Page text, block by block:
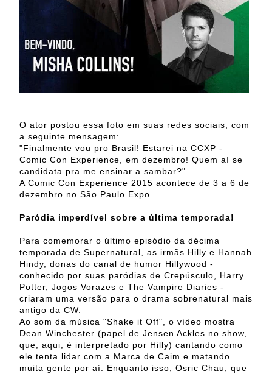
O ator postou essa foto em suas redes sociais, com
a seguinte mensagem:
"Finalmente vou pro Brasil! Estarei na CCXP -
Comic Con Experience, em dezembro! Quem aí se
candidata pra me ensinar a sambar?"
A Comic Con Experience 2015 acontece de 3 a 6 de
dezembro no São Paulo Expo.
Paródia imperdível sobre a última temporada!
Para comemorar o último episódio da décima
temporada de Supernatural, as irmãs Hilly e Hannah
Hindy, donas do canal de humor Hillywood -
conhecido por suas paródias de Crepúsculo, Harry
Potter, Jogos Vorazes e The Vampire Diaries -
criaram uma versão para o drama sobrenatural mais
antigo da CW.
Ao som da música "Shake it Off", o vídeo mostra
Dean Winchester (papel de Jensen Ackles no show,
que, aqui, é interpretado por Hilly) cantando como
ele tenta lidar com a Marca de Caim e matando
muita gente por aí. Enquanto isso, Osric Chau, que